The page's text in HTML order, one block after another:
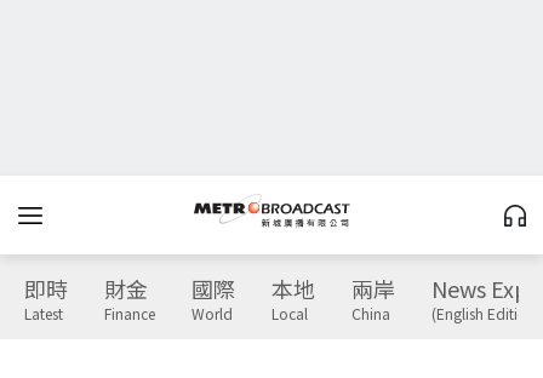
即時
Latest
財金
Finance
國際
World
本地
Local
兩岸
China
News
(English Edition)